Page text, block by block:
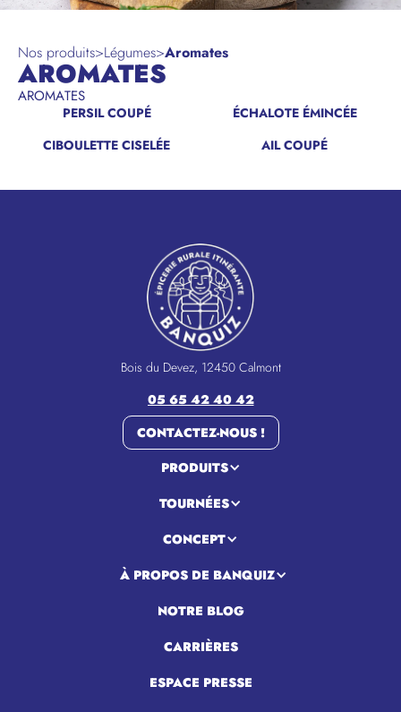
Nos produits>Légumes>Aromates
AROMATES
AROMATES
PERSIL COUPÉ
ÉCHALOTE ÉMINCÉE
CIBOULETTE CISELÉE
AIL COUPÉ
Bois du Devez, 12450 Calmont
05 65 42 40 42
CONTACTEZ-NOUS !
PRODUITS
TOURNÉES
CONCEPT
À PROPOS DE BANQUIZ
NOTRE BLOG
CARRIÈRES
ESPACE PRESSE